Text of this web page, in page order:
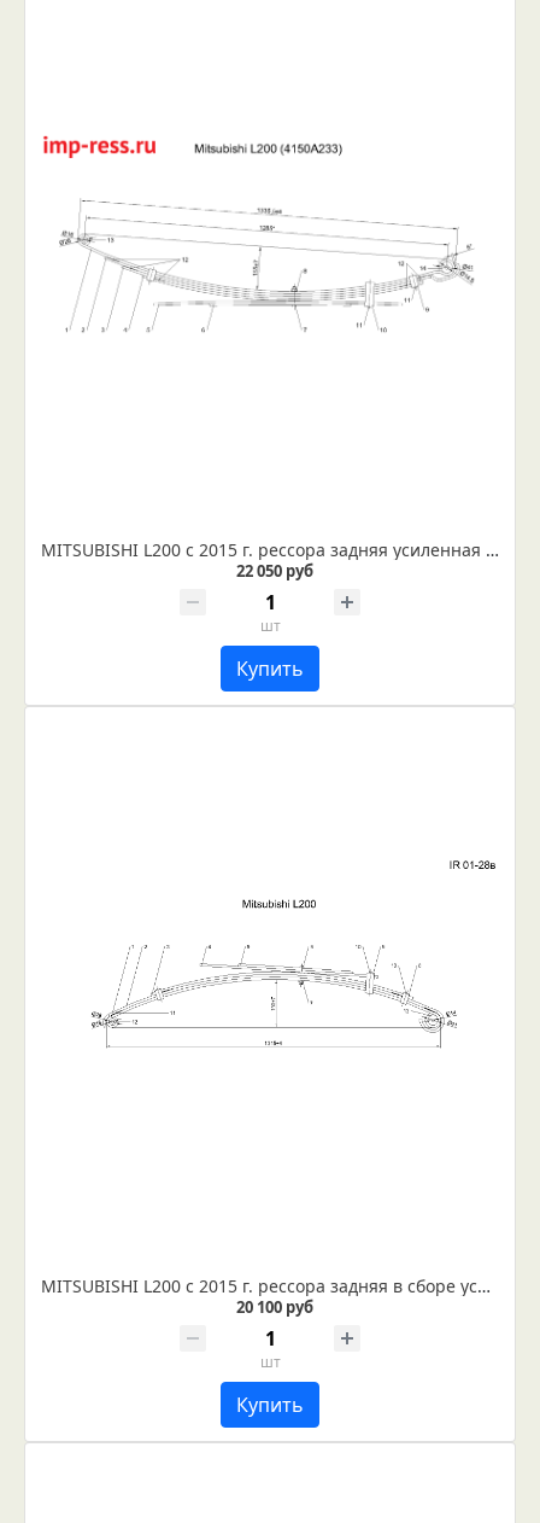
MITSUBISHI L200 с 2015 г. рессора задняя усиленная (Арт. IR 01-120в)
22 050 руб
шт
Купить
MITSUBISHI L200 с 2015 г. рессора задняя в сборе усиленная, лифтованная (Арт. IR 01-28в)
20 100 руб
шт
Купить